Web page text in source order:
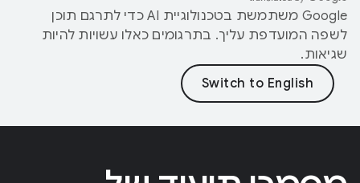
‫Google משתמשת בטכנולוגיית AI כדי לתרגם תוכן
לשפה המועדפת עליך. בתרגומים כאלו עשויות להיות
שגיאות.